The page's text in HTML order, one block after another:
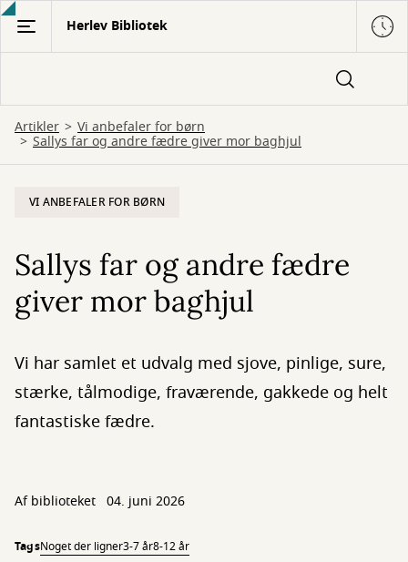
Gå
hovedindhold
Herlev Bibliotek
Artikler Vi anbefaler for børn
Sallys far og andre fædre giver mor baghjul
VI ANBEFALER FOR BØRN
Sallys far og andre fædre
giver mor baghjul
Vi har samlet et udvalg med sjove, pinlige, sure,
stærke, tålmodige, fraværende, gakkede og helt
fantastiske fædre.
Af biblioteket 04. juni 2026
TagsNoget der ligner3-7 år8-12 år